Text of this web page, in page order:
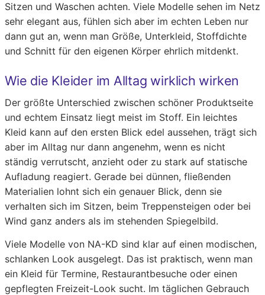
Sitzen und Waschen achten. Viele Modelle sehen im Netz
sehr elegant aus, fühlen sich aber im echten Leben nur
dann gut an, wenn man Größe, Unterkleid, Stoffdichte
und Schnitt für den eigenen Körper ehrlich mitdenkt.
Wie die Kleider im Alltag wirklich wirken
Der größte Unterschied zwischen schöner Produktseite
und echtem Einsatz liegt meist im Stoff. Ein leichtes
Kleid kann auf den ersten Blick edel aussehen, trägt sich
aber im Alltag nur dann angenehm, wenn es nicht
ständig verrutscht, anzieht oder zu stark auf statische
Aufladung reagiert. Gerade bei dünnen, fließenden
Materialien lohnt sich ein genauer Blick, denn sie
verhalten sich im Sitzen, beim Treppensteigen oder bei
Wind ganz anders als im stehenden Spiegelbild.
Viele Modelle von NA-KD sind klar auf einen modischen,
schlanken Look ausgelegt. Das ist praktisch, wenn man
ein Kleid für Termine, Restaurantbesuche oder einen
gepflegten Freizeit-Look sucht. Im täglichen Gebrauch